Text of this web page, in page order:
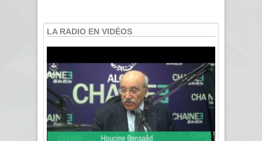
LA RADIO EN VIDÉOS